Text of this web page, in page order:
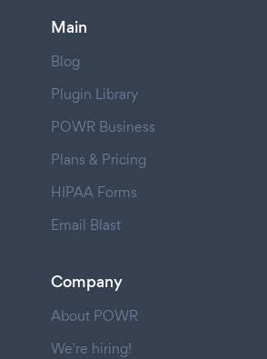
Main
Blog
Plugin Library
POWR Business
Plans & Pricing
HIPAA Forms
Email Blast
Company
About POWR
We're hiring!